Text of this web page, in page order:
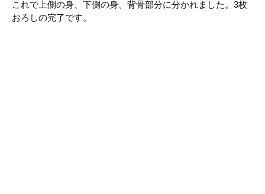
これで上側の身、下側の身、背骨部分に分かれました。3枚
おろしの完了です。